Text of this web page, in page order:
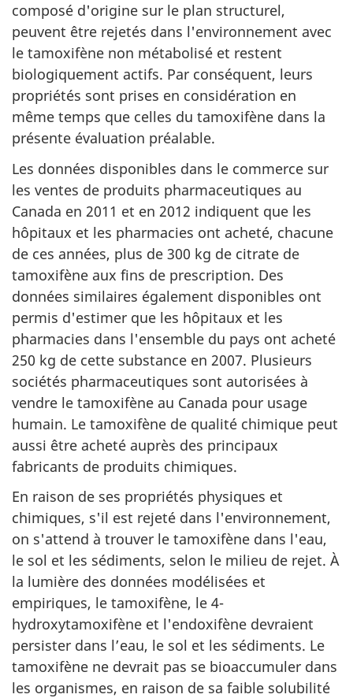
composé d'origine sur le plan structurel,
peuvent être rejetés dans l'environnement avec
le tamoxifène non métabolisé et restent
biologiquement actifs. Par conséquent, leurs
propriétés sont prises en considération en
même temps que celles du tamoxifène dans la
présente évaluation préalable.
Les données disponibles dans le commerce sur
les ventes de produits pharmaceutiques au
Canada en 2011 et en 2012 indiquent que les
hôpitaux et les pharmacies ont acheté, chacune
de ces années, plus de 300 kg de citrate de
tamoxifène aux fins de prescription. Des
données similaires également disponibles ont
permis d'estimer que les hôpitaux et les
pharmacies dans l'ensemble du pays ont acheté
250 kg de cette substance en 2007. Plusieurs
sociétés pharmaceutiques sont autorisées à
vendre le tamoxifène au Canada pour usage
humain. Le tamoxifène de qualité chimique peut
aussi être acheté auprès des principaux
fabricants de produits chimiques.
En raison de ses propriétés physiques et
chimiques, s'il est rejeté dans l'environnement,
on s'attend à trouver le tamoxifène dans l'eau,
le sol et les sédiments, selon le milieu de rejet. À
la lumière des données modélisées et
empiriques, le tamoxifène, le 4-
hydroxytamoxifène et l'endoxifène devraient
persister dans l’eau, le sol et les sédiments. Le
tamoxifène ne devrait pas se bioaccumuler dans
les organismes, en raison de sa faible solubilité